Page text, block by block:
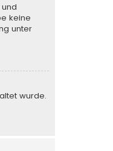
keine
unter
wurde.